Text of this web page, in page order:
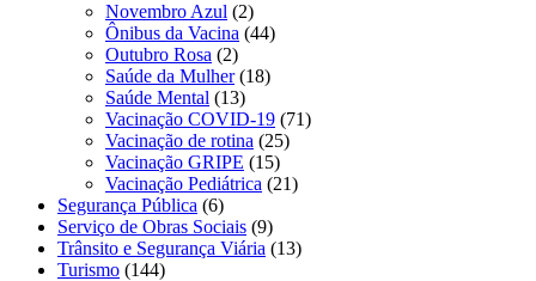
Novembro Azul (2)
Ônibus da Vacina (44)
Outubro Rosa (2)
Saúde da Mulher(18)
Saúde Mental (13)
Vacinação COVID-19 (71)
Vacinação de rotina (25)
Vacinação GRIPE (15)
Vacinação Pediátrica (21)
Segurança Pública (6)
Serviço de Obras Sociais (9)
Trânsito e Segurança Viária (13)
Turismo (144)